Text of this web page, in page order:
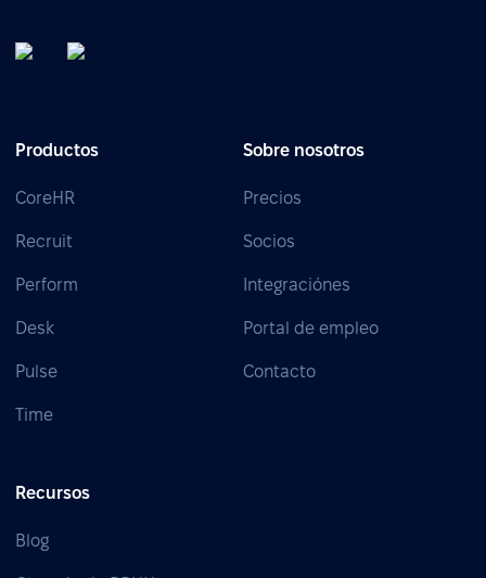
Productos
CoreHR
Recruit
Perform
Desk
Pulse
Time
Sobre nosotros
Precios
Socios
Integraciónes
Portal de empleo
Contacto
Recursos
Blog